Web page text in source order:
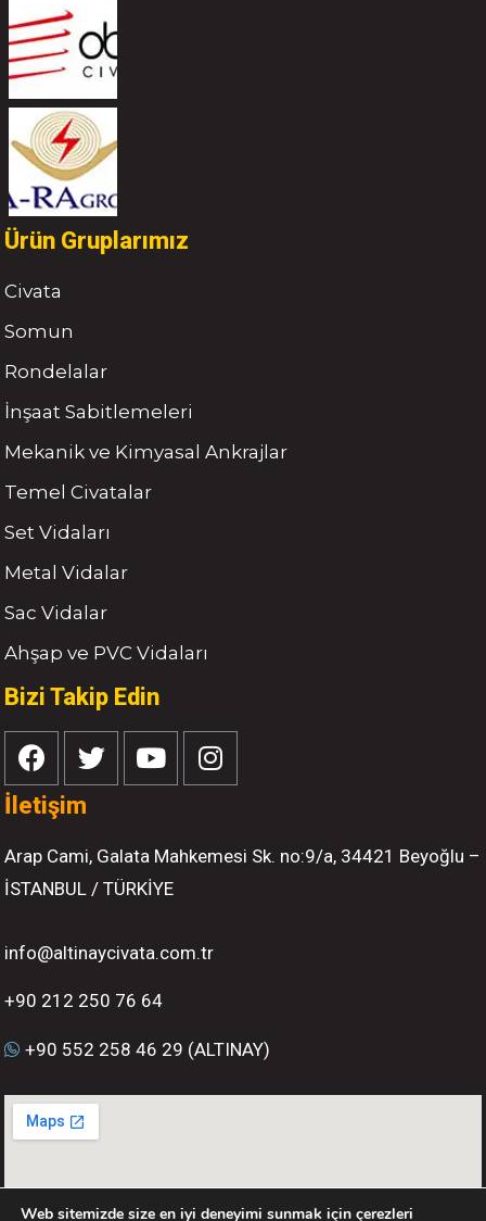
Ürün Gruplarımız
Civata
Somun
Rondelalar
İnşaat Sabitlemeleri
Mekanik ve Kimyasal Ankrajlar
Temel Civatalar
Set Vidaları
Metal Vidalar
Sac Vidalar
Ahşap ve PVC Vidaları
Bizi Takip Edin
İletişim
Arap Cami, Galata Mahkemesi Sk. no:9/a, 34421 Beyoğlu –
İSTANBUL / TÜRKİYE
info@altinaycivata.com.tr
+90 212 250 76 64
+90 552 258 46 29 (ALTINAY)
Web sitemizde size en iyi deneyimi sunmak için çerezleri